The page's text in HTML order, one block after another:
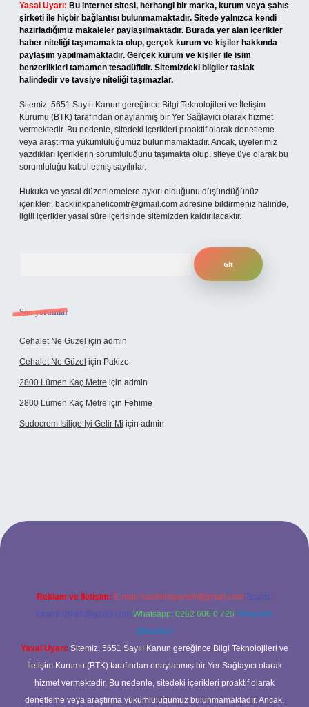
Yasal Uyarı: Bu internet sitesi, herhangi bir marka, kurum veya şahıs
şirketi ile hiçbir bağlantısı bulunmamaktadır. Sitede yalnızca kendi
hazırladığımız makaleler paylaşılmaktadır. Burada yer alan içerikler
haber niteliği taşımamakta olup, gerçek kurum ve kişiler hakkında
paylaşım yapılmamaktadır. Gerçek kurum ve kişiler ile isim
benzerlikleri tamamen tesadüfidir. Sitemizdeki bilgiler taslak
halindedir ve tavsiye niteliği taşımazlar.
Sitemiz, 5651 Sayılı Kanun gereğince Bilgi Teknolojileri ve İletişim
Kurumu (BTK) tarafından onaylanmış bir Yer Sağlayıcı olarak hizmet
vermektedir. Bu nedenle, sitedeki içerikleri proaktif olarak denetleme
veya araştırma yükümlülüğümüz bulunmamaktadır. Ancak, üyelerimiz
yazdıkları içeriklerin sorumluluğunu taşımakta olup, siteye üye olarak bu
sorumluluğu kabul etmiş sayılırlar.
Hukuka ve yasal düzenlemelere aykırı olduğunu düşündüğünüz
içerikleri, backlinkpanelicomtr@gmail.com adresine bildirmeniz halinde,
ilgili içerikler yasal süre içerisinde sitemizden kaldırılacaktır.
Son yorumlar
Cehalet Ne Güzel için admin
Cehalet Ne Güzel için Pakize
2800 Lümen Kaç Metre için admin
2800 Lümen Kaç Metre için Fehime
Sudocrem Isilige Iyi Gelir Mi için admin
opera bet giriş
Reklam ve İletişim: E-mail: backlinkpaneli@gmail.com Teams:
forumhizmeti@gmail.com Whatsapp: 0262 606 0 726 Telegram:
@karabul
Yasal Uyarı: Sitemiz, 5651 Sayılı Kanun gereğince Bilgi Teknolojileri ve
İletişim Kurumu (BTK) tarafından onaylanmış bir Yer Sağlayıcı olarak
hizmet vermektedir. Bu nedenle, sitedeki içerikleri proaktif olarak
denetleme veya araştırma yükümlülüğümüz bulunmamaktadır. Ancak,